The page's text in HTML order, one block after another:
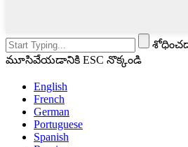
మూసివేయడానికి ESC నొక్కండి
English
French
German
Portuguese
Spanish